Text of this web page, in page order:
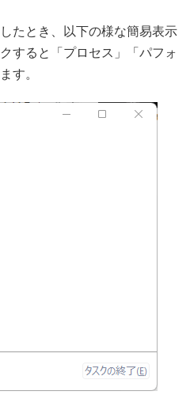
たとき、以下の様な簡易表示
すると「プロセス」「パフォ
す。